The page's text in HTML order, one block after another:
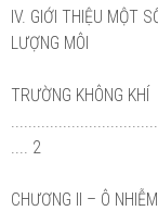
IV. GIỚI THIỆU MỘT
LƯỢNG MÔI
TRƯỜNG KHÔNG KHÍ
.... 2
CHƯƠNG II – Ô